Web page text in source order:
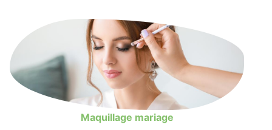
Maquillage mariage